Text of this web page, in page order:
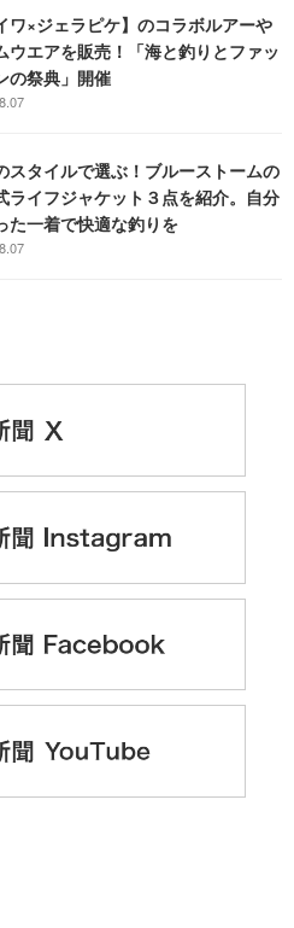
ワ×ジェラピケ】のコラボルアーや
ウエアを販売！「海と釣りとファッ
の祭典」開催
スタイルで選ぶ！ブルーストームの
ライフジャケット３点を紹介。自分
た一着で快適な釣りを